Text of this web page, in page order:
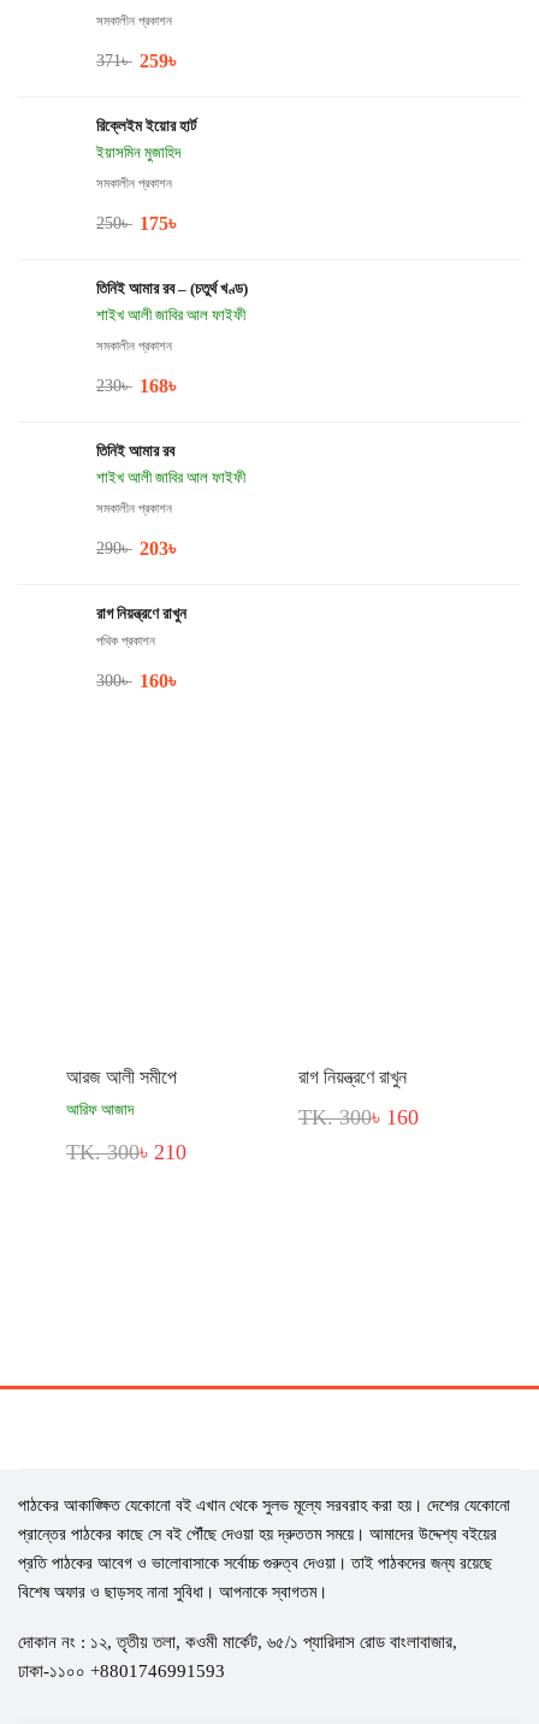
সমকালীন প্রকাশন
371৳ 259৳
রিক্লেইম ইয়োর হার্ট
ইয়াসমিন মুজাহিদ
সমকালীন প্রকাশন
250৳ 175৳
তিনিই আমার রব – (চতুর্থ খণ্ড)
শাইখ আলী জাবির আল ফাইফী
সমকালীন প্রকাশন
230৳ 168৳
তিনিই আমার রব
শাইখ আলী জাবির আল ফাইফী
সমকালীন প্রকাশন
290৳ 203৳
রাগ নিয়ন্ত্রণে রাখুন
পথিক প্রকাশন
300৳ 160৳
আরজ আলী সমীপে
আরিফ আজাদ
TK. 300৳ 210
রাগ নিয়ন্ত্রণে রাখুন
TK. 300৳ 160
পাঠকের আকাঙ্ক্ষিত যেকোনো বই এখান থেকে সুলভ মূল্যে সরবরাহ করা হয়। দেশের যেকোনো
প্রান্তের পাঠকের কাছে সে বই পৌঁছে দেওয়া হয় দ্রুততম সময়ে। আমাদের উদ্দেশ্য বইয়ের
প্রতি পাঠকের আবেগ ও ভালোবাসাকে সর্বোচ্চ গুরুত্ব দেওয়া। তাই পাঠকদের জন্য রয়েছে
বিশেষ অফার ও ছাড়সহ নানা সুবিধা। আপনাকে স্বাগতম।
দোকান নং : ১২, তৃতীয় তলা, কওমী মার্কেট, ৬৫/১ প্যারিদাস রোড বাংলাবাজার,
ঢাকা-১১০০ +8801746991593